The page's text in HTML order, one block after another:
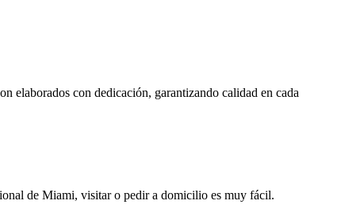
elaborados con dedicación, garantizando calidad en cada
de Miami, visitar o pedir a domicilio es muy fácil.